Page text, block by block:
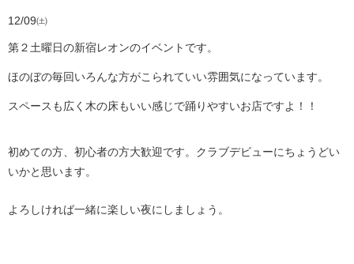
12/09㈯
第２土曜日の新宿レオンのイベントです。
ほのぼの毎回いろんな方がこられていい雰囲気になっています。
スペースも広く木の床もいい感じで踊りやすいお店ですよ！！
初めての方、初心者の方大歓迎です。クラブデビューにちょうどい
いかと思います。
よろしければ一緒に楽しい夜にしましょう。